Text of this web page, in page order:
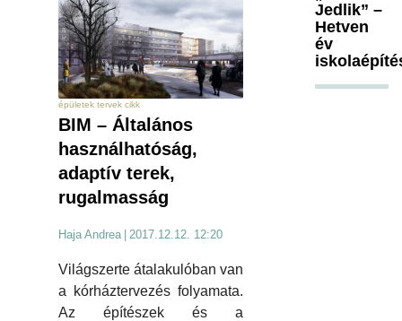
épületek tervek cikk
BIM – Általános
használhatóság,
adaptív terek,
rugalmasság
Haja Andrea | 2017.12.12. 12:20
Világszerte átalakulóban van
a kórháztervezés folyamata.
Az építészek és a
Jedlik” –
Hetven
év